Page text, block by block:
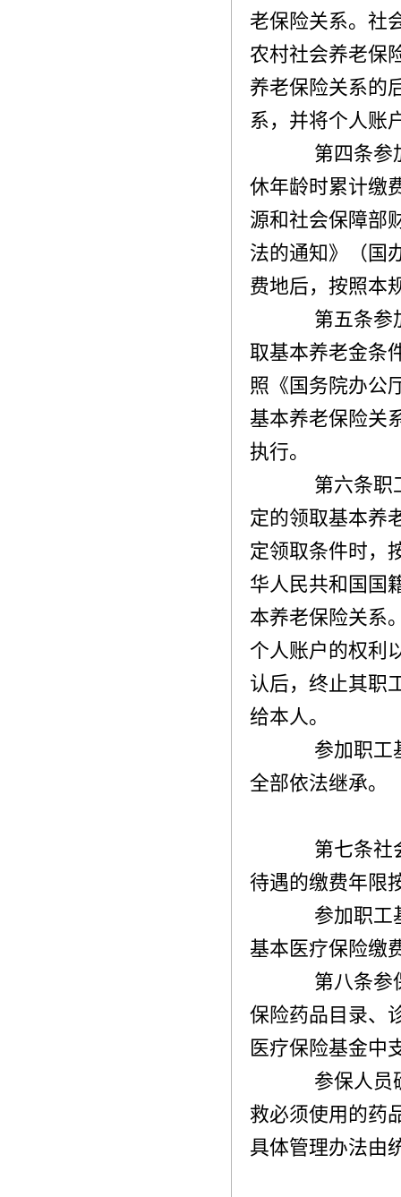
老保险关系。社
农村社会养老保
养老保险关系的
系，并将个人账
第四条参加
休年龄时累计缴
源和社会保障部
法的通知》（国
费地后，按照本
第五条参加
取基本养老金条
照《国务院办公
基本养老保险关
执行。
第六条职工
定的领取基本养
定领取条件时，
华人民共和国国
本养老保险关系
个人账户的权利
认后，终止其职
给本人。
参加职工基
全部依法继承。
第七条社会
待遇的缴费年限
参加职工基
基本医疗保险缴
第八条参保
保险药品目录、
医疗保险基金中
参保人员确
救必须使用的药
具体管理办法由